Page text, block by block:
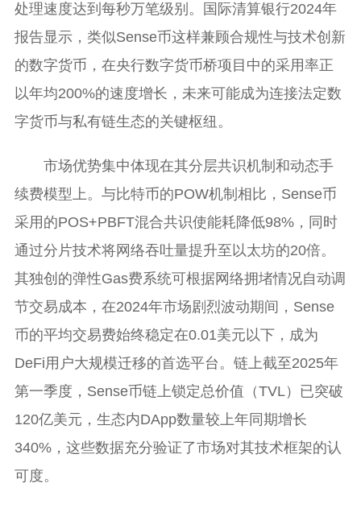
处理速度达到每秒万笔级别。国际清算银行2024年
报告显示，类似Sense币这样兼顾合规性与技术创新
的数字货币，在央行数字货币桥项目中的采用率正
以年均200%的速度增长，未来可能成为连接法定数
字货币与私有链生态的关键枢纽。
市场优势集中体现在其分层共识机制和动态手
续费模型上。与比特币的POW机制相比，Sense币
采用的POS+PBFT混合共识使能耗降低98%，同时
通过分片技术将网络吞吐量提升至以太坊的20倍。
其独创的弹性Gas费系统可根据网络拥堵情况自动调
节交易成本，在2024年市场剧烈波动期间，Sense
币的平均交易费始终稳定在0.01美元以下，成为
DeFi用户大规模迁移的首选平台。链上截至2025年
第一季度，Sense币链上锁定总价值（TVL）已突破
120亿美元，生态内DApp数量较上年同期增长
340%，这些数据充分验证了市场对其技术框架的认
可度。